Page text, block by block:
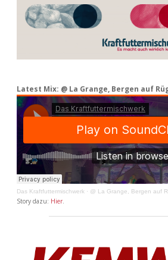
Latest Mix: @ La Grange, Bergen auf
Das Kraftfuttermischwerk · @ La Grange, Bergen auf
Story dazu: Hier